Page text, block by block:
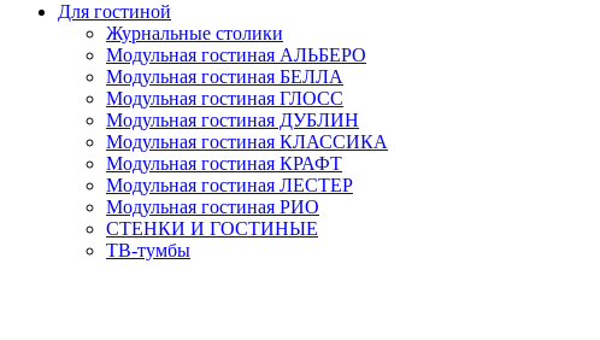
Для гостиной
Журнальные столики
Модульная гостиная АЛЬБЕРО
Модульная гостиная БЕЛЛА
Модульная гостиная ГЛОСС
Модульная гостиная ДУБЛИН
Модульная гостиная КЛАССИКА
Модульная гостиная КРАФТ
Модульная гостиная ЛЕСТЕР
Модульная гостиная РИО
СТЕНКИ И ГОСТИНЫЕ
ТВ-тумбы